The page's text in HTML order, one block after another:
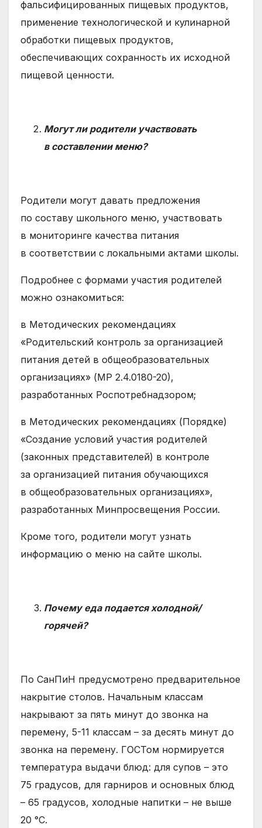
фальсифицированных пищевых продуктов,
применение технологической и кулинарной
обработки пищевых продуктов,
обеспечивающих сохранность их исходной
пищевой ценности.
Могут ли родители участвовать
в составлении меню?
Родители могут давать предложения
по составу школьного меню, участвовать
в мониторинге качества питания
в соответствии с локальными актами школы.
Подробнее с формами участия родителей
можно ознакомиться:
в Методических рекомендациях
«Родительский контроль за организацией
питания детей в общеобразовательных
организациях» (МР 2.4.0180-20),
разработанных Роспотребнадзором;
в Методических рекомендациях (Порядке)
«Создание условий участия родителей
(законных представителей) в контроле
за организацией питания обучающихся
в общеобразовательных организациях»,
разработанных Минпросвещения России.
Кроме того, родители могут узнать
информацию о меню на сайте школы.
Почему еда подается холодной/
горячей?
По СанПиН предусмотрено предварительное
накрытие столов. Начальным классам
накрывают за пять минут до звонка на
перемену, 5-11 классам – за десять минут до
звонка на перемену. ГОСТом нормируется
температура выдачи блюд: для супов – это
75 градусов, для гарниров и основных блюд
– 65 градусов, холодные напитки – не выше
20 °C.